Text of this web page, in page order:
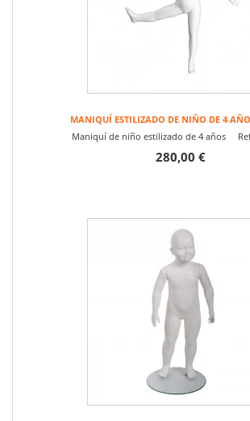
MANIQUÍ ESTILIZADO DE NIÑO DE 4
Maniquí de niño estilizado de 4 años
280,00 €